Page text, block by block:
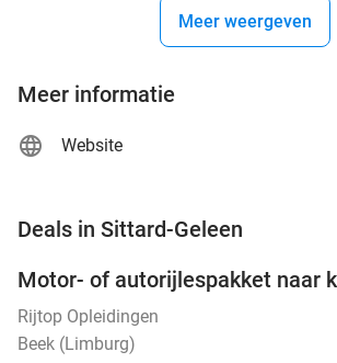
Meer weergeven
Meer informatie
Website
Deals in Sittard-Geleen
Motor- of autorijlespakket naar
Rijtop Opleidingen
Beek (Limburg)